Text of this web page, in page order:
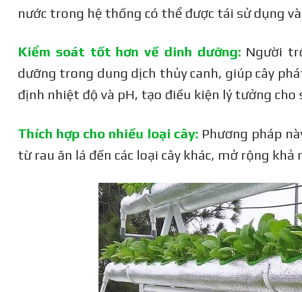
VII. Lưu ý khi trồng các loại rau thủy canh:
2. Quản lý ánh sáng:
3. Điều chỉnh nhiệt độ và độ ẩm:
4. Bổ sung dinh dưỡng:
5. Phòng trừ sâu bệnh:
thống:
1. Tiết kiệm diện tích và nâng cao năng suất:
3. Kiểm soát dinh dưỡng:
4. Hạn chế sâu bệnh:
IX. Nhược điểm của phương pháp trồng rau
1. Chi phí đầu tư:
2. Yêu cầu kỹ thuật:
3. Vấn đề môi trường:
X. Kết luận:
nước trong hệ thống có thể được tái sử dụng
Kiểm soát tốt hơn về dinh dưỡng:Người
dưỡng trong dung dịch thủy canh, giúp cây
định nhiệt độ và pH, tạo điều kiện lý tưởng cho
Thích hợp cho nhiều loại cây: Phương pháp
từ rau ăn lá đến các loại cây khác, mở rộng